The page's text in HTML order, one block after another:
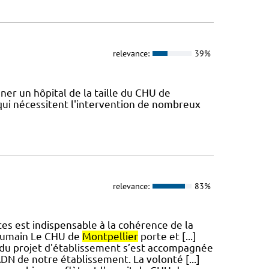
relevance: 39%
un hôpital de la taille du CHU de
nécessitent l'intervention de nombreux
relevance: 83%
est indispensable à la cohérence de la
Le CHU de Montpellierporte et [...]
projet d'établissement s’est accompagnée
de notre établissement. La volonté [...]